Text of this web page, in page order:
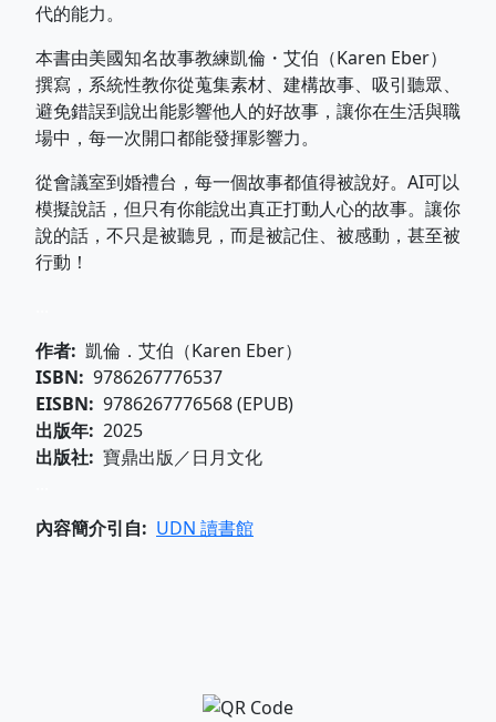
代的能力。
本書由美國知名故事教練凱倫・艾伯（Karen Eber）
撰寫，系統性教你從蒐集素材、建構故事、吸引聽眾、
避免錯誤到說出能影響他人的好故事，讓你在生活與職
場中，每一次開口都能發揮影響力。
從會議室到婚禮台，每一個故事都值得被說好。AI可以
模擬說話，但只有你能說出真正打動人心的故事。讓你
說的話，不只是被聽見，而是被記住、被感動，甚至被
行動！
作者 凱倫．艾伯（Karen Eber）
ISBN
9786267776537
EISBN
9786267776568 (EPUB)
出版年 2025
出版社 寶鼎出版／日月文化
內容簡介引自
UDN 讀書館